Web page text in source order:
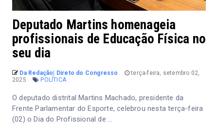
Deputado Martins homenageia
profissionais de Educação Física no
seu dia
Da Redação| Direto do Congresso
terça-feira, setembro 02,
2025
POLÍTICA
O deputado distrital Martins Machado, presidente da
Frente Parlamentar do Esporte, celebrou nesta terça-feira
(02) o Dia do Profissional de ...